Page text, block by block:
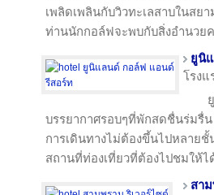
เพลิดเพลินกับวิวทะเลสาบในสย
ท่านนักกอล์ฟจะพบกับสิ่งอำนวย
ยูนิ
โรง
บรรยากาศรอบๆที่พักสดชื่นร่มรื่
การเดินทางไม่ต้องขึ้นไปหลายชั้
สถานที่ท่องเที่ยวที่ต้องไปชมให้ไ
สา